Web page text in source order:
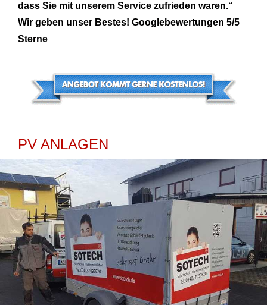
dass Sie mit unserem Service zufrieden waren.“
Wir geben unser Bestes! Googlebewertungen 5/5
Sterne
PV ANLAGEN